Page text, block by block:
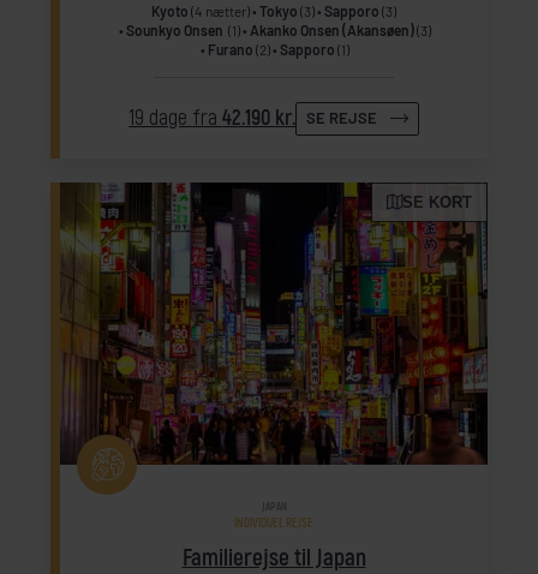
Kyoto (4 nætter) Tokyo (3) Sapporo (3)
Sounkyo Onsen (1) Akanko Onsen (Akansøen)(3)
Furano (2) Sapporo (1)
19 dage fra42.190 kr. SE REJSE
SE KORT
Familierejse til Japan
JAPAN
INDIVIDUEL REJSE